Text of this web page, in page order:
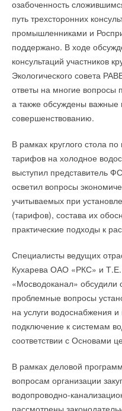
озабоченность
путь трехсторонних
промышленниками и
поддержано. В ходе
консультаций участников
Экологического совета
ответы на многие вопросы
а также обсуждены
совершенствованию.
В рамках круглого стола
тарифов на холодное
выступил представитель
осветил вопросы
учитываемых при
(тарифов), состава их
практические подходы к
Специалисты ведущих
Кухарева ОАО «РКС» и
«Мосводоканал» обсудили
проблемные вопросы
на услуги водоснабжения
подключение к системам
соответствии с Основами
В рамках деловой
вопросам организации
водопроводно-
Комментарии
В этой теме еще нет
Добавить комментарий
Текст комментария